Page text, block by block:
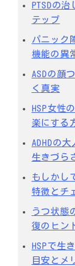
PTSDの
テップ
パニック
機能の異
ASDの顔
く真実
HSP女性
楽にする
ADHDの
生きづら
もしかし
特徴とチ
うつ状態
復のヒン
HSPで生
目安とメ